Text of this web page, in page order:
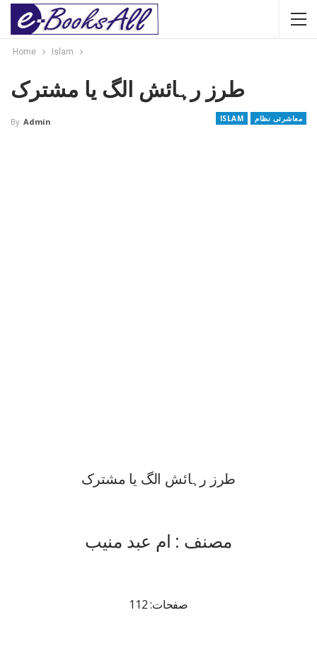
Home Islam
طرز رہائش الگ یا مشترک
ISLAM معاشرتی نظام By Admin
طرز رہائش الگ یا مشترک
مصنف : ام عبد منیب
صفحات: 112